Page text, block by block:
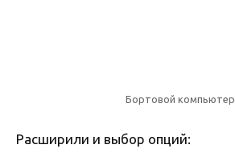
Бортовой компьютер
Расширили и выбор опций: